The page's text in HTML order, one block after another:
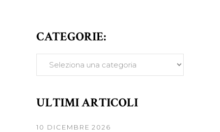
CATEGORIE:
ULTIMI ARTICOLI
10 DICEMBRE 2026